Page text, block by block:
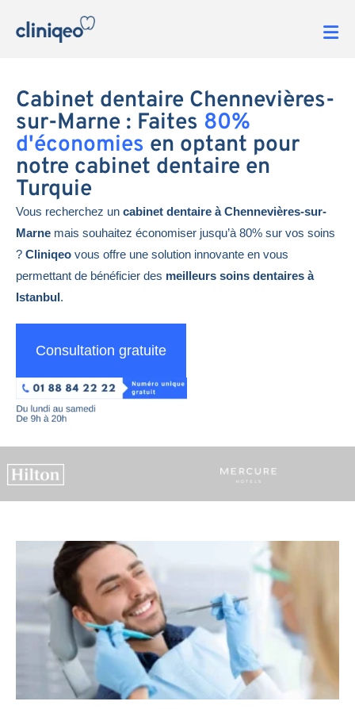
Cabinet dentaire Chennevières-
sur-Marne : Faites 80%
d'économies en optant pour
notre cabinet dentaire en
Turquie
Vous recherchez un cabinet dentaire à Chennevières-sur-
Marne mais souhaitez économiser jusqu’à 80% sur vos soins
? Cliniqeo vous offre une solution innovante en vous
permettant de bénéficier des meilleurs soins dentaires à
Istanbul.
Consultation gratuite